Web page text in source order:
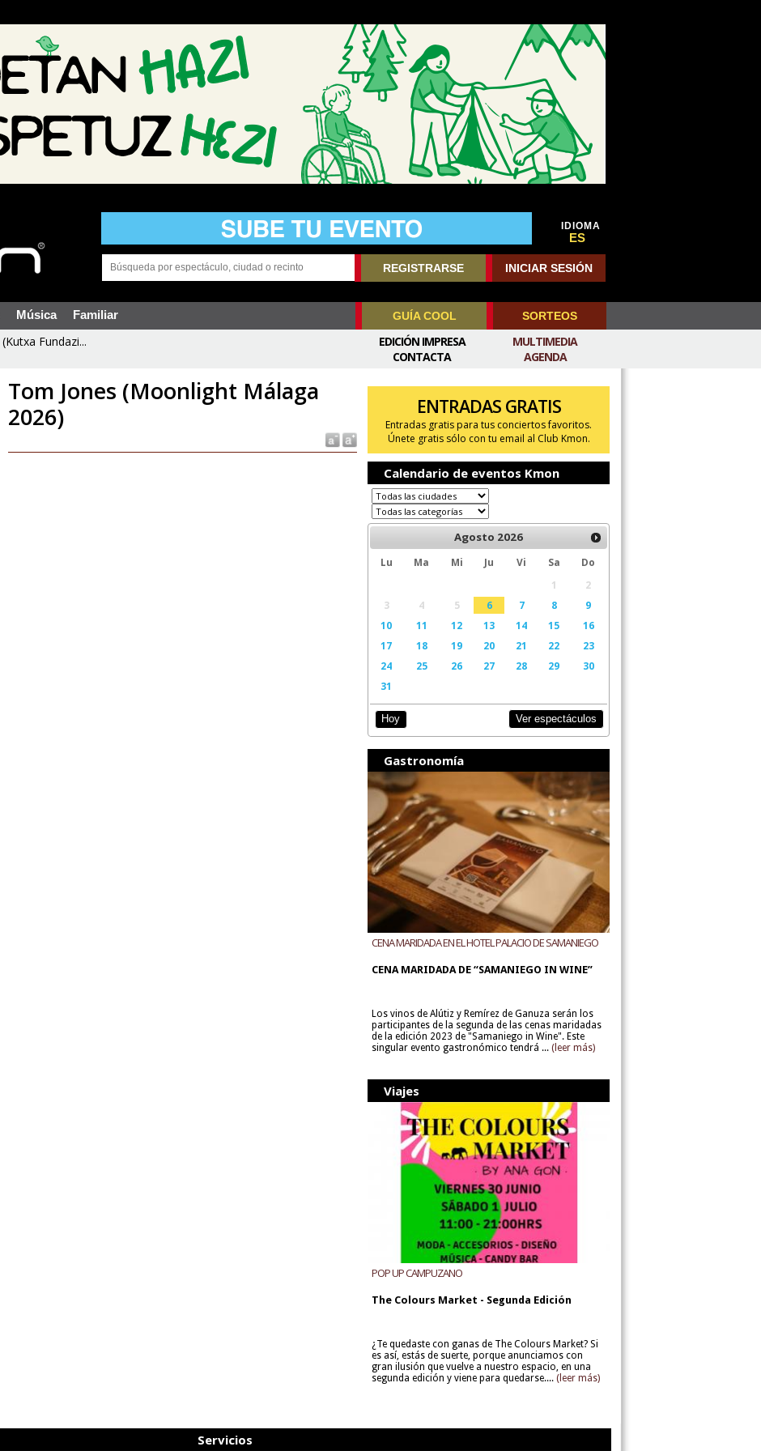
IDIOMA
ES
REGISTRARSE INICIAR SESIÓN
Música Familiar GUÍA COOL SORTEOS
Fundazi...
MULTIMEDIA
AGENDA
EDICIÓN IMPRESA
CONTACTA
Tom Jones (Moonlight Málaga
2026)
ENTRADAS GRATIS
Entradas gratis para tus conciertos favoritos.
Únete gratis sólo con tu email al Club Kmon.
Calendario de eventos Kmon
Agosto 2026
Lu Ma Mi Ju Vi Sa
Do
1
2
3
4 5 6 7 8
9
10
11 12 13 14 15
16
17
18 19 20 21 22
23
24
25 26 27 28 29
30
31
Hoy Ver espectáculos
Gastronomía
CENA MARIDADA EN EL HOTEL PALACIO DE SAMANIEGO
CENA MARIDADA DE “SAMANIEGO IN WINE”
Los vinos de Alútiz y Remírez de Ganuza serán los
participantes de la segunda de las cenas maridadas
de la edición 2023 de "Samaniego in Wine". Este
singular evento gastronómico tendrá ... (leer más)
Viajes
POP UP CAMPUZANO
The Colours Market - Segunda Edición
¿Te quedaste con ganas de The Colours Market? Si
es así, estás de suerte, porque anunciamos con
gran ilusión que vuelve a nuestro espacio, en una
segunda edición y viene para quedarse.... (leer más)
Servicios